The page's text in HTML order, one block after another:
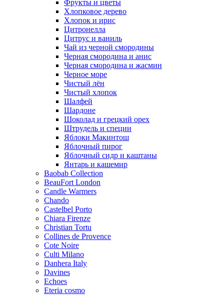
Фрукты и цветы
Хлопковое дерево
Хлопок и ирис
Цитронелла
Цитрус и ваниль
Чай из черной смородины
Черная смородина и анис
Черная смородина и жасмин
Черное море
Чистый лён
Чистый хлопок
Шалфей
Шардоне
Шоколад и грецкий орех
Штрудель и специи
Яблоки Макинтош
Яблочный пирог
Яблочный сидр и каштаны
Янтарь и кашемир
Baobab Collection
BeauFort London
Candle Warmers
Chando
Castelbel Porto
Chiara Firenze
Christian Tortu
Collines de Provence
Cote Noire
Culti Milano
Danhera Italy
Davines
Echoes
Eteria cosmo